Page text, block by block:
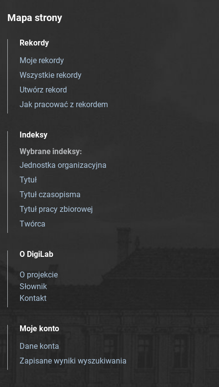
Mapa strony
Rekordy
Moje rekordy
Wszystkie rekordy
Utwórz rekord
Jak pracować z rekordem
Indeksy
Wybrane indeksy:
Jednostka organizacyjna
Tytuł
Tytuł czasopisma
Tytuł pracy zbiorowej
Twórca
O DigiLab
O projekcie
Słownik
Kontakt
Moje konto
Dane konta
Zapisane wyniki wyszukiwania